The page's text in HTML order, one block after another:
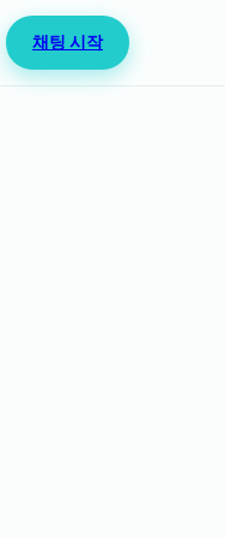
채팅 시작